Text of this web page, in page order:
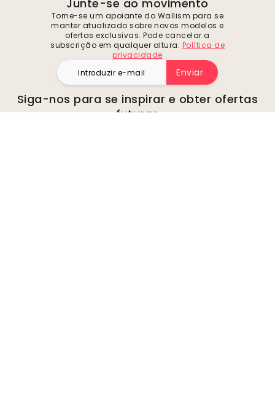
Junte-se ao movimento
Torne-se um apoiante do Wallism para se
manter atualizado sobre novos modelos e
ofertas exclusivas. Pode cancelar a
subscrição em qualquer altura. Política de
privacidade
Enviar
Siga-nos para se inspirar e obter ofertas
futuras